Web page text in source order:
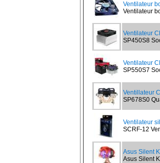
Ventilateur
Ventilateur
Ventilateur
SP450S8
Ventilateur
SP550S7
Ventillateur
SP678S0
Ventilateur
SCRF-12
Asus Silent
Asus Silent